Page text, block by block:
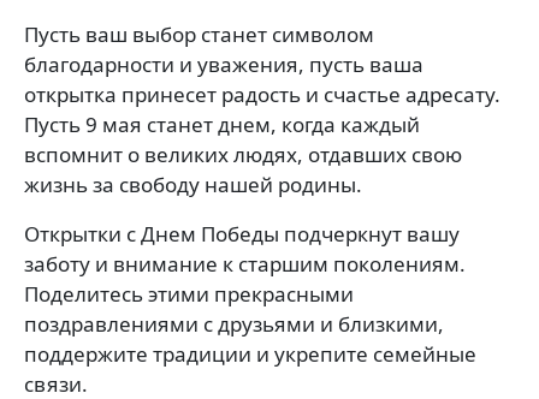
Пусть ваш выбор станет символом
благодарности и уважения, пусть ваша
открытка принесет радость и счастье адресату.
Пусть 9 мая станет днем, когда каждый
вспомнит о великих людях, отдавших свою
жизнь за свободу нашей родины.
Открытки с Днем Победы подчеркнут вашу
заботу и внимание к старшим поколениям.
Поделитесь этими прекрасными
поздравлениями с друзьями и близкими,
поддержите традиции и укрепите семейные
связи.